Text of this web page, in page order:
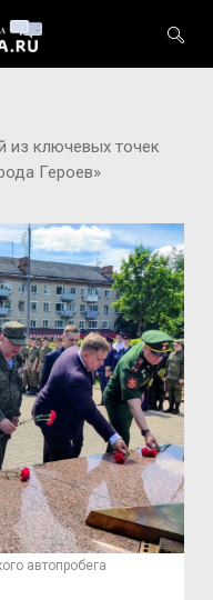
из ключевых точек
Героев»
автопробега